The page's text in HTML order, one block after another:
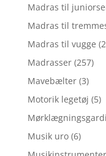
Madras til
Madras til
Madras til vugge
Madrasser (257)
Mavebælter (3)
Motorik legetøj (5)
Musik uro (6)